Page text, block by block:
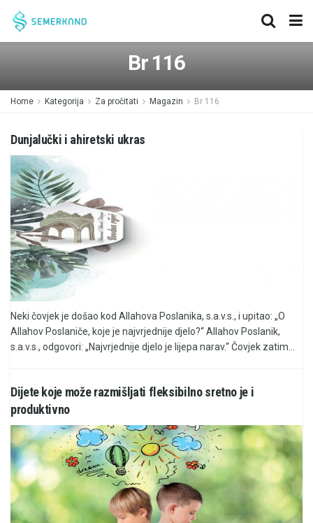
Br 116
Home Kategorija Za pročitati Magazin Br 116
Dunjalučki i ahiretski ukras
Neki čovjek je došao kod Allahova Poslanika, s.a.v.s., i upitao: „O
Allahov Poslaniče, koje je najvrjednije djelo?“ Allahov Poslanik,
s.a.v.s., odgovori: „Najvrjednije djelo je lijepa narav.“ Čovjek zatim...
Dijete koje može razmišljati fleksibilno sretno je i
produktivno